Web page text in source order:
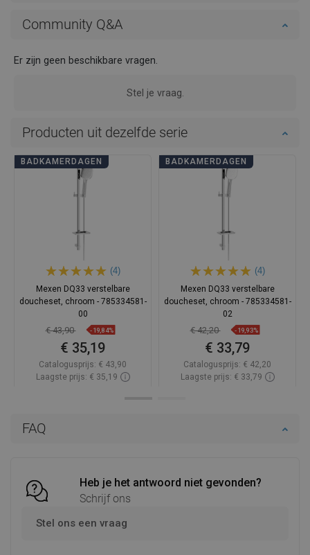
FAQ
Heb je het antwoord niet gevonden?
Schrijf ons
Stel ons een vraag
Community Q&A
Er zijn geen beschikbare vragen.
Stel je vraag.
Producten uit dezelfde serie
BADKAMERDAGEN
(4)
Mexen DQ33 verstelbare
doucheset, chroom - 785334581-
00
€ 43,90 -19,84%
€ 35,19
Catalogusprijs: € 43,90
Laagste prijs: € 35,19
BADKAMERDAGEN
(4)
Mexen DQ33 verstelbare
doucheset, chroom - 785334581-
02
€ 42,20 -19,93%
€ 33,79
Catalogusprijs: € 42,20
Laagste prijs: € 33,79